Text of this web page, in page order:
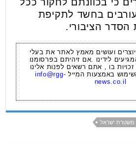
בחשד לתקיפת
הסדר הציבורי.
יוצרים ועושים מאמץ לאתר את בעלי
לידינו .אם זיהיתם בפרסומנו
בו , אתם רשאים לפנות אלינו
באמצעות המייל info@rgg-
news.co.il
משטרת ישראל